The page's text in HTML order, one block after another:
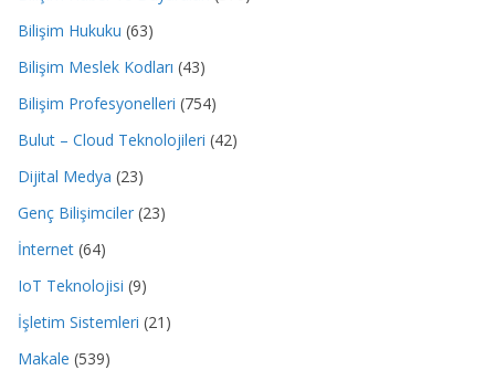
Bilişim Hukuku (63)
Bilişim Meslek Kodları (43)
Bilişim Profesyonelleri (754)
Bulut – Cloud Teknolojileri (42)
Dijital Medya (23)
Genç Bilişimciler (23)
İnternet (64)
IoT Teknolojisi (9)
İşletim Sistemleri (21)
Makale (539)